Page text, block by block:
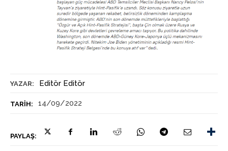
YAZAR: Editör Editör
TARIH: 14/09/2022
PAYLAŞ: